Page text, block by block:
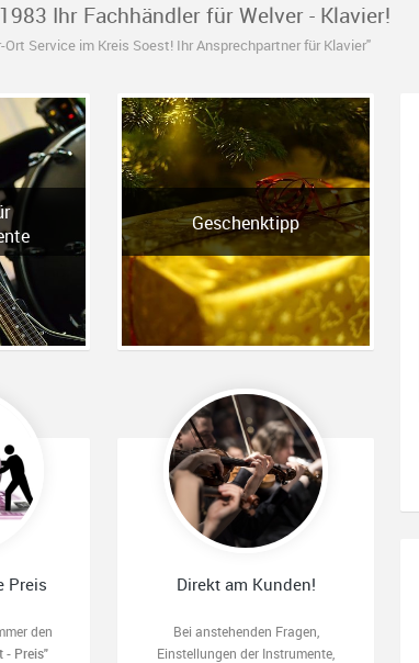
Ihr Fachhändler für Welver - Klavier!
Ort Service im Kreis Soest! Ihr Ansprechpartner für Klavier"
Geschenktipp
Preis
den
- Preis"
Direkt am Kunden!
Bei anstehenden Fragen,
Einstellungen der Instrumente,